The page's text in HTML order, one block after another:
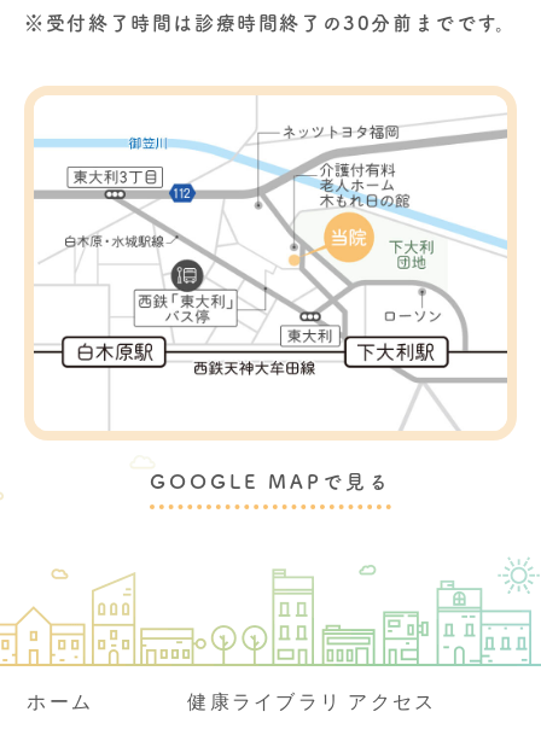
※受付終了時間は診療時間終了の30分前までです。
GOOGLE MAPで見る
ホーム 健康ライブラリ アクセス